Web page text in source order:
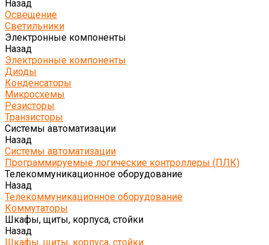
Назад
Освещение
Светильники
Электронные компоненты
Назад
Электронные компоненты
Диоды
Конденсаторы
Микросхемы
Резисторы
Транзисторы
Системы автоматизации
Назад
Системы автоматизации
Программируемые логические контроллеры (ПЛК)
Телекоммуникационное оборудование
Назад
Телекоммуникационное оборудование
Коммутаторы
Шкафы, щиты, корпуса, стойки
Назад
Шкафы, щиты, корпуса, стойки